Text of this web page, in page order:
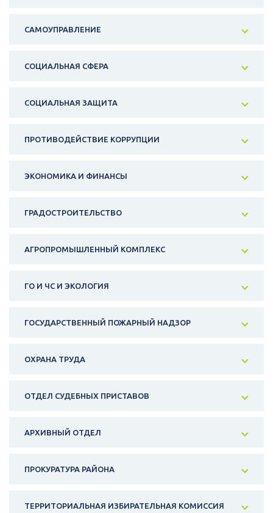
САМОУПРАВЛЕНИЕ
СОЦИАЛЬНАЯ СФЕРА
СОЦИАЛЬНАЯ ЗАЩИТА
ПРОТИВОДЕЙСТВИЕ КОРРУПЦИИ
ЭКОНОМИКА И ФИНАНСЫ
ГРАДОСТРОИТЕЛЬСТВО
АГРОПРОМЫШЛЕННЫЙ КОМПЛЕКС
ГО И ЧС И ЭКОЛОГИЯ
ГОСУДАРСТВЕННЫЙ ПОЖАРНЫЙ НАДЗОР
ОХРАНА ТРУДА
ОТДЕЛ СУДЕБНЫХ ПРИСТАВОВ
АРХИВНЫЙ ОТДЕЛ
ПРОКУРАТУРА РАЙОНА
ТЕРРИТОРИАЛЬНАЯ ИЗБИРАТЕЛЬНАЯ КОМИССИЯ